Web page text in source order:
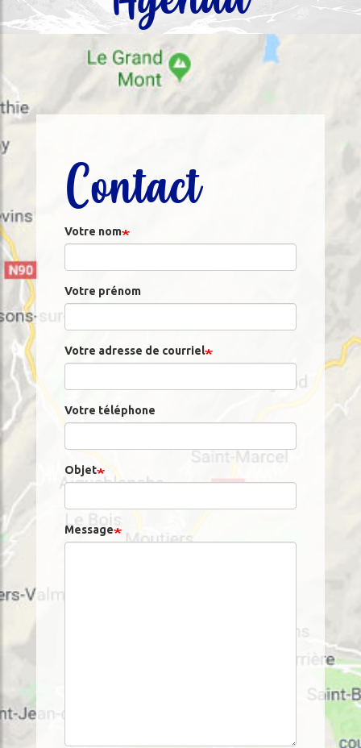
Contact
Votre nom
Votre prénom
Votre adresse de courriel
Votre téléphone
Objet
Message